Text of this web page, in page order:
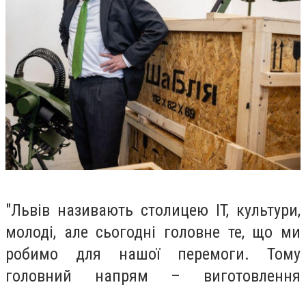
"Львів називають столицею IT, культури,
молоді, але сьогодні головне те, що ми
робимо для нашої перемоги. Тому
головний напрям – виготовлення